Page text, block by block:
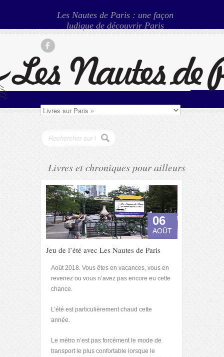
Les Nautes de Paris : une façon
ludique de découvrir Paris
Livres et chroniques pour ailleurs
06
AOÛT
Jeu de l’été avec Les Nautes de Paris
Août 2018. Vous êtes en vacances, vous en
revenez ou vous n’avez pas encore eu cette
chance.
L’été est particulièrement chaud cette
année.
Le métro n’est pas forcément le mode de
transport le plus confortable lorsque le